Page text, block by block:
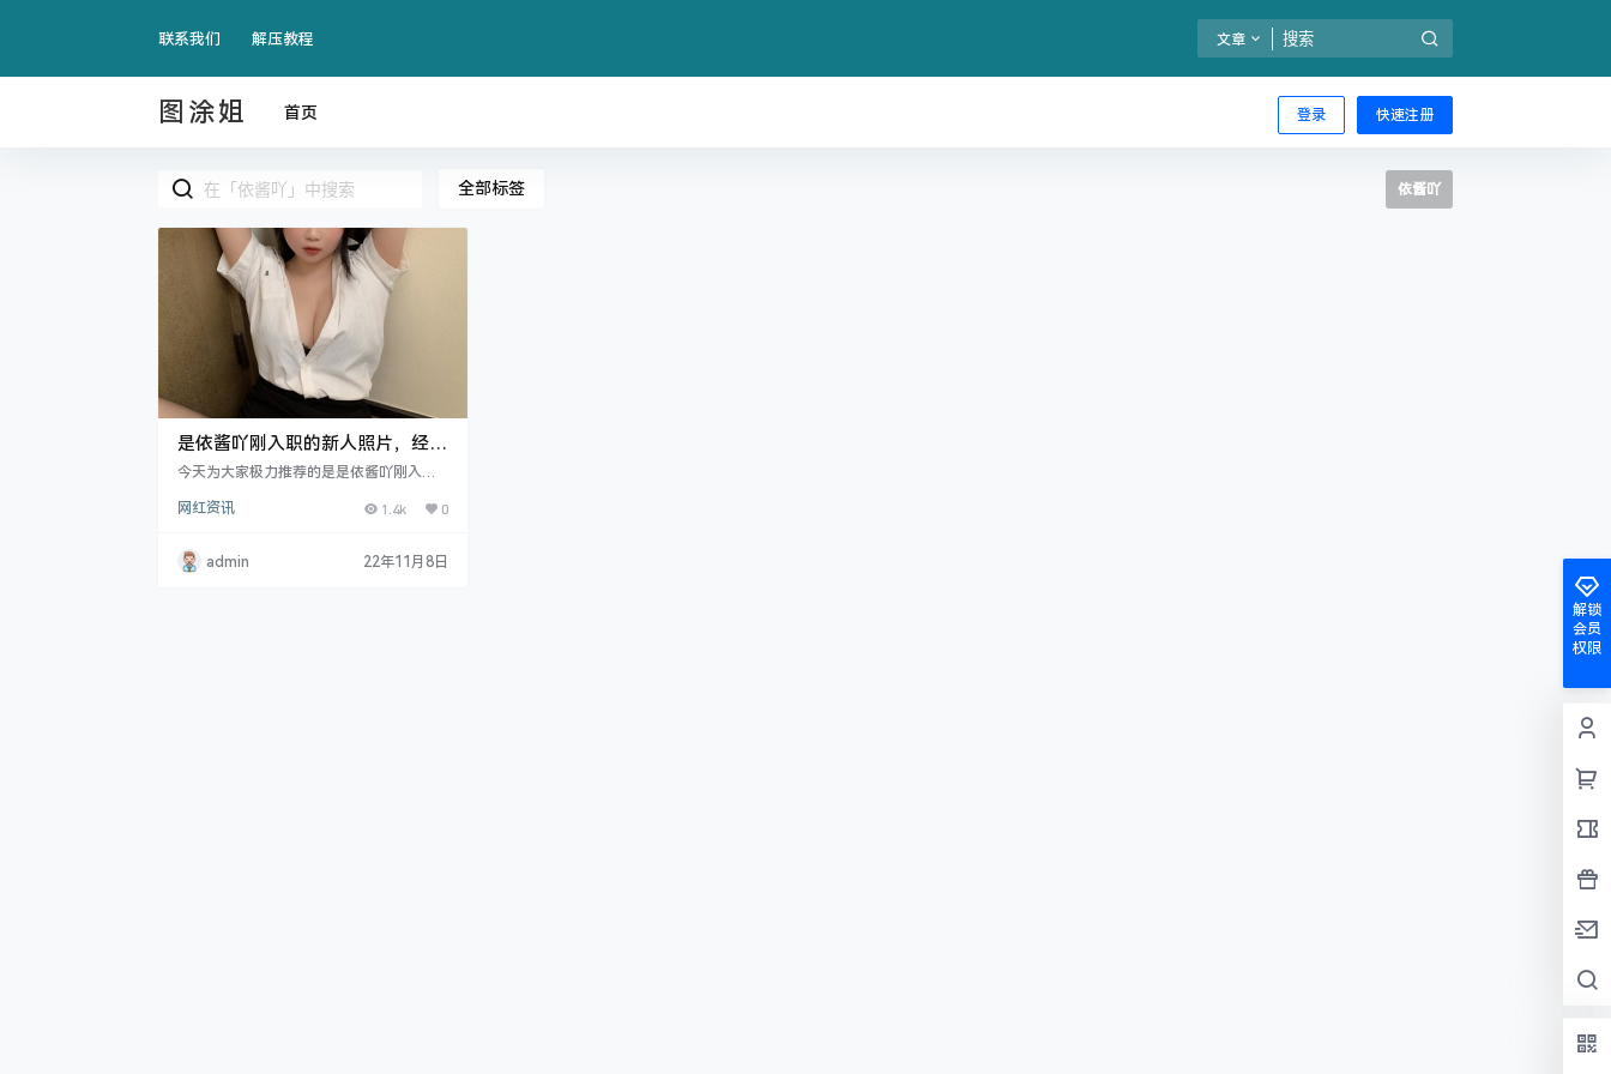
联系我们 解压教程 文章
图涂姐 登录 快速注册
首页
全部标签 依酱吖
是依酱吖刚入职的新人照片，经久
耐看
今天为大家极力推荐的是是依酱吖刚入职
有个不同之处，就是拍摄的作品很多都是
这样的风格更加的真实，也更加的贴近生
活，对于我们这类大.
网红资讯 1.4k 0
admin 22年11月8日
解锁
会员
权限